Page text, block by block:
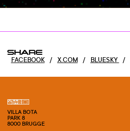
SHARE
FACEBOOK / X.COM / BLUESKY /
VILLA BOTA
PARK 8
8000 BRUGGE